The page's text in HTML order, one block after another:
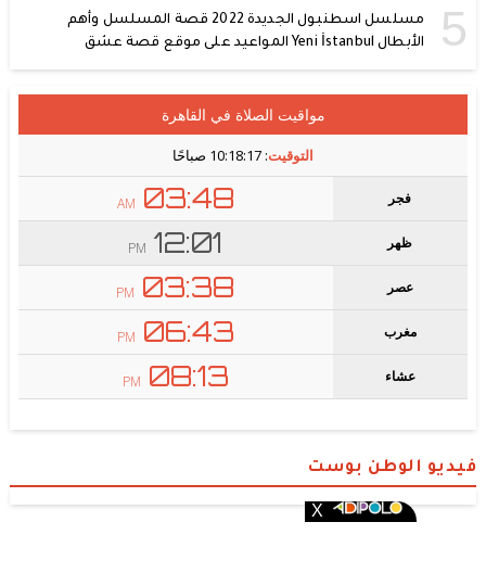
5
مسلسل اسطنبول الجديدة 2022 قصة المسلسل وأهم
الأبطال Yeni İstanbul المواعيد على موقع قصة عشق
فيديو الوطن بوست